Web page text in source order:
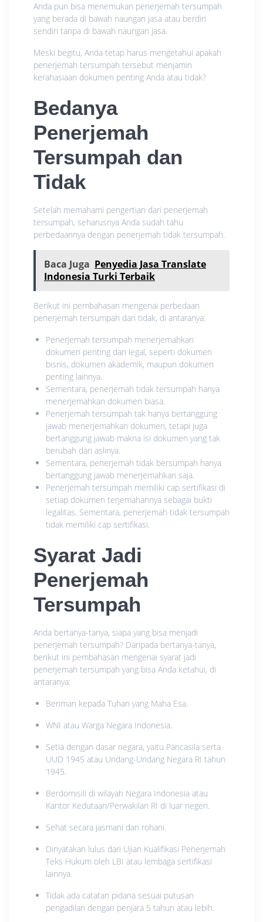
Anda pun bisa menemukan penerjemah tersumpah
yang berada di bawah naungan jasa atau berdiri
sendiri tanpa di bawah naungan jasa.
Meski begitu, Anda tetap harus mengetahui apakah
penerjemah tersumpah tersebut menjamin
kerahasiaan dokumen penting Anda atau tidak?
Bedanya
Penerjemah
Tersumpah dan
Tidak
Setelah memahami pengertian dari penerjemah
tersumpah, seharusnya Anda sudah tahu
perbedaannya dengan penerjemah tidak tersumpah.
Baca Juga Penyedia Jasa Translate
Indonesia Turki Terbaik
Berikut ini pembahasan mengenai perbedaan
penerjemah tersumpah dan tidak, di antaranya:
Penerjemah tersumpah menerjemahkan
dokumen penting dan legal, seperti dokumen
bisnis, dokumen akademik, maupun dokumen
penting lainnya.
Sementara, penerjemah tidak tersumpah hanya
menerjemahkan dokumen biasa.
Penerjemah tersumpah tak hanya bertanggung
jawab menerjemahkan dokumen, tetapi juga
bertanggung jawab makna isi dokumen yang tak
berubah dari aslinya.
Sementara, penerjemah tidak bersumpah hanya
bertanggung jawab menerjemahkan saja.
Penerjemah tersumpah memiliki cap sertifikasi di
setiap dokumen terjemahannya sebagai bukti
legalitas. Sementara, penerjemah tidak tersumpah
tidak memiliki cap sertifikasi.
Syarat Jadi
Penerjemah
Tersumpah
Anda bertanya-tanya, siapa yang bisa menjadi
penerjemah tersumpah? Daripada bertanya-tanya,
berikut ini pembahasan mengenai syarat jadi
penerjemah tersumpah yang bisa Anda ketahui, di
antaranya:
Beriman kepada Tuhan yang Maha Esa.
WNI atau Warga Negara Indonesia.
Setia dengan dasar negara, yaitu Pancasila serta
UUD 1945 atau Undang-Undang Negara RI tahun
1945.
Berdomisili di wilayah Negara Indonesia atau
Kantor Kedutaan/Perwakilan RI di luar negeri.
Sehat secara jasmani dan rohani.
Dinyatakan lulus dari Ujian Kualifikasi Penerjemah
Teks Hukum oleh LBI atau lembaga sertifikasi
lainnya.
Tidak ada catatan pidana sesuai putusan
pengadilan dengan penjara 5 tahun atau lebih.